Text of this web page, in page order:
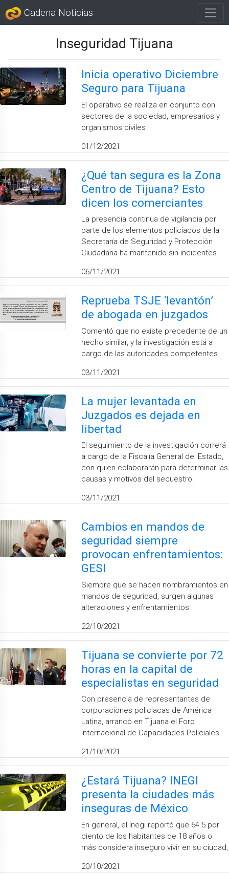
Cadena Noticias
Inseguridad Tijuana
Inicia operativo Diciembre
Seguro para Tijuana
El operativo se realiza en conjunto con
sectores de la sociedad, empresarios y
organismos civiles
01/12/2021
¿Qué tan segura es la Zona
Centro de Tijuana? Esto
dicen los comerciantes
La presencia continua de vigilancia por
parte de los elementos policíacos de la
Secretaría de Seguridad y Protección
Ciudadana ha mantenido sin incidentes
06/11/2021
Reprueba TSJE ‘levantón’
de abogada en juzgados
Comentó que no existe precedente de un
hecho similar, y la investigación está a
cargo de las autoridades competentes.
03/11/2021
La mujer levantada en
Juzgados es dejada en
libertad
El seguimiento de la investigación correrá
a cargo de la Fiscalía General del Estado,
con quien colaborarán para determinar las
causas y motivos del secuestro.
03/11/2021
Cambios en mandos de
seguridad siempre
provocan enfrentamientos:
GESI
Siempre que se hacen nombramientos en
mandos de seguridad, surgen algunas
alteraciones y enfrentamientos.
22/10/2021
Tijuana se convierte por 72
horas en la capital de
especialistas en seguridad
Con presencia de representantes de
corporaciones policiacas de América
Latina, arrancó en Tijuana el Foro
Internacional de Capacidades Policiales.
21/10/2021
¿Estará Tijuana? INEGI
presenta la ciudades más
inseguras de México
En general, el Inegi reportó que 64.5 por
ciento de los habitantes de 18 años o
más considera inseguro vivir en su ciudad,
20/10/2021